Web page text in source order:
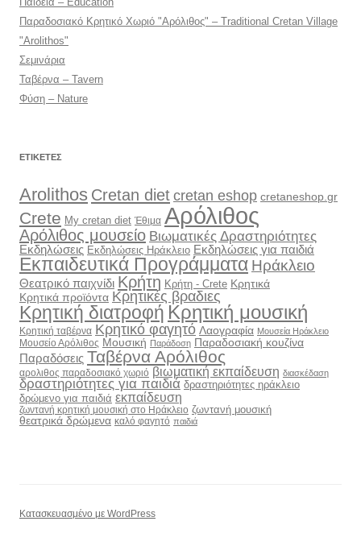
Παραδοσιακό Κρητικό Χωριό "Αρόλιθος" – Traditional Cretan Village
"Arolithos"
Σεμινάρια
Ταβέρνα – Tavern
Φύση – Nature
ΕΤΙΚΈΤΕΣ
Arolithos Cretan dietcretan eshop cretaneshop.gr
Crete My cretan diet Έθιμα Αρόλιθος
Αρόλιθος μουσείο Βιωματικές Δραστηριότητες
Εκδηλώσεις Εκδηλώσεις Ηράκλειο Εκδηλώσεις για παιδιά
Εκπαιδευτικά Προγράμματα Ηράκλειο
Θεατρικό παιχνίδι Κρήτη Κρήτη - Crete Κρητικά
Κρητικά προϊόντα Κρητικές βραδιες
Κρητική διατροφή Κρητική μουσική
Κρητική ταβέρνα Κρητικό φαγητό Λαογραφία Μουσεία Ηράκλειο
Μουσείο Αρόλιθος Μουσική Παράδοση Παραδοσιακή κουζίνα
Παραδόσεις Ταβέρνα Αρόλιθος
αρολιθος παραδοσιακό χωριό βιωματική εκπαίδευση διασκέδαση
δραστηριότητες για παιδιά δραστηριότητες ηράκλειο
δρώμενο για παιδιά εκπαίδευση
ζωντανή κρητική μουσική στο Ηράκλειο ζωντανή μουσική
θεατρικά δρώμενα καλό φαγητό παιδιά
Κατασκευασμένο με WordPress